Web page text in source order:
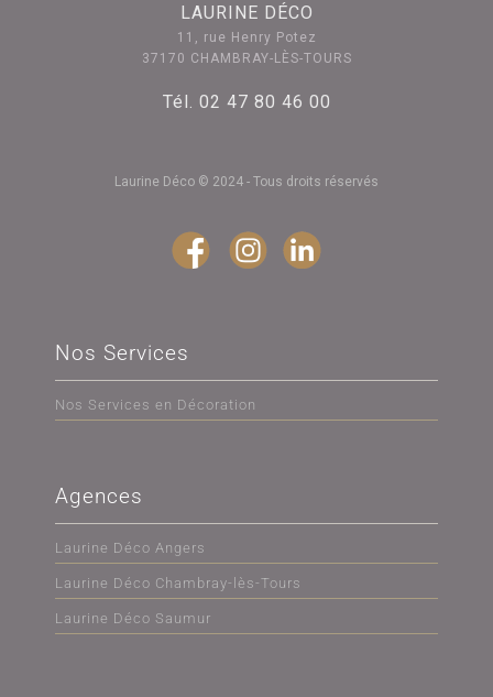
LAURINE DÉCO
11, rue Henry Potez
37170 CHAMBRAY-LÈS-TOURS
Tél. 02 47 80 46 00
Laurine Déco © 2024 - Tous droits réservés
Nos Services
Nos Services en Décoration
Agences
Laurine Déco Angers
Laurine Déco Chambray-lès-Tours
Laurine Déco Saumur